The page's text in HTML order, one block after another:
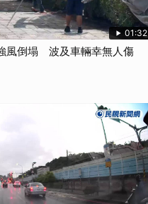
01:32
風倒塌 波及車輛幸無人傷
取消